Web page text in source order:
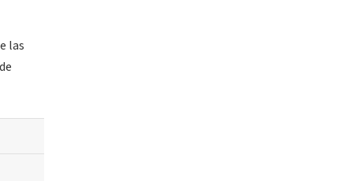
las